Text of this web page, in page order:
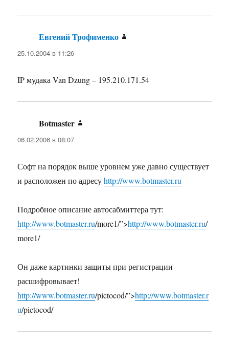
Евгений Трофименко
25.10.2004 в 11:26
IP мудака Van Dzung – 195.210.171.54
Botmaster
06.02.2006 в 08:07
Софт на порядок выше уровнем уже давно существует
и расположен по адресуhttp://www.botmaster.ru
Подробное описание автосабмиттера тут:
http://www.botmaster.ru/more1/”>http://www.botmaster.ru/
more1/
Он даже картинки защиты при регистрации
расшифровывает!
http://www.botmaster.ru/pictocod/”>http://www.botmaster.r
u/pictocod/